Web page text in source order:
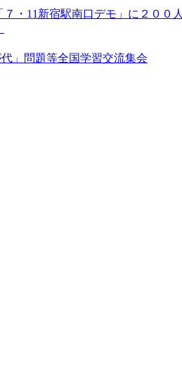
・11新宿駅南口デモ」に２００人
」問題等全国学習交流集会